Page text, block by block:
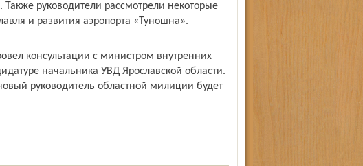
руководители рассмотрели некоторые
и развития аэропорта «Туношна».
консультации с министром внутренних
начальника УВД Ярославской области.
руководитель областной милиции будет